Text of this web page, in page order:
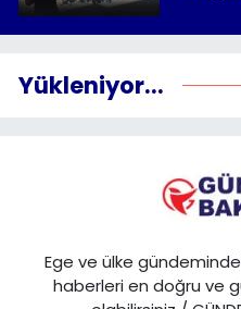
Yükleniyor...
Ege ve ülke
haberleri en doğru ve